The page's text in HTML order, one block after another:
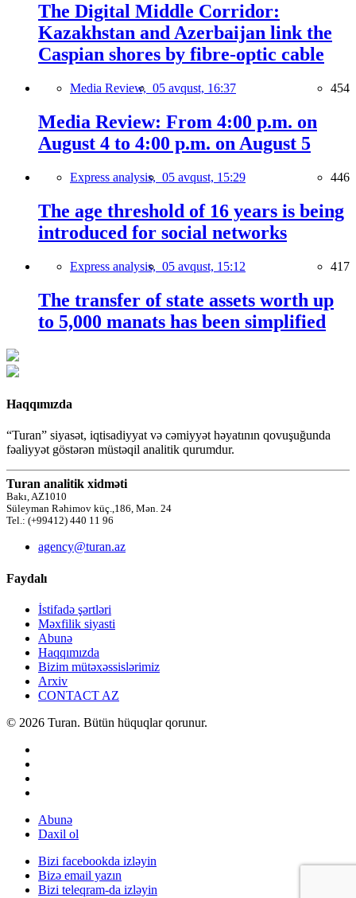
The Digital Middle Corridor:
Kazakhstan and Azerbaijan link the
Caspian shores by fibre-optic cable
Media Review, 05 avqust, 16:37 454
Media Review: From 4:00 p.m. on
August 4 to 4:00 p.m. on August 5
Express analysis, 05 avqust, 15:29 446
The age threshold of 16 years is being
introduced for social networks
Express analysis, 05 avqust, 15:12 417
The transfer of state assets worth up
to 5,000 manats has been simplified
Haqqımızda
“Turan” siyasət, iqtisadiyyat və cəmiyyət həyatının qovuşuğunda
fəaliyyət göstərən müstəqil analitik qurumdur.
Turan analitik xidməti
Bakı, AZ1010
Süleyman Rəhimov küç.,186, Mən. 24
Tel.: (+99412) 440 11 96
agency@turan.az
Faydalı
İstifadə şərtləri
Məxfilik siyasti
Abunə
Haqqımızda
Bizim mütəxəssislərimiz
Arxiv
CONTACT AZ
© 2026 Turan. Bütün hüquqlar qorunur.
Abunə
Daxil ol
Bizi facebookda izləyin
Bizə email yazın
Bizi teleqram-da izləyin